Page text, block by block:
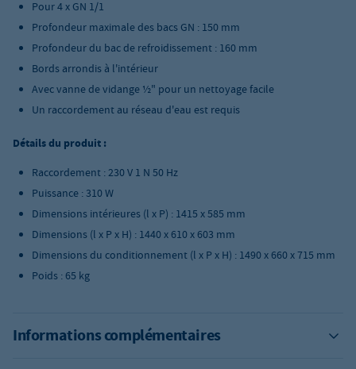
Pour 4 x GN 1/1
Profondeur maximale des bacs GN : 150 mm
Profondeur du bac de refroidissement : 160 mm
Bords arrondis à l'intérieur
Avec vanne de vidange ½" pour un nettoyage facile
Un raccordement au réseau d'eau est requis
Détails du produit :
Raccordement : 230 V 1 N 50 Hz
Puissance : 310 W
Dimensions intérieures (l x P) : 1415 x 585 mm
Dimensions (l x P x H) : 1440 x 610 x 603 mm
Dimensions du conditionnement (l x P x H) : 1490 x 660 x 715 mm
Poids : 65 kg
Informations complémentaires